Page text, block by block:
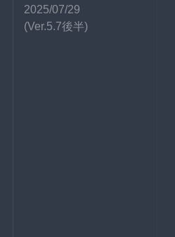
2025/07/29
(Ver.5.7後半)